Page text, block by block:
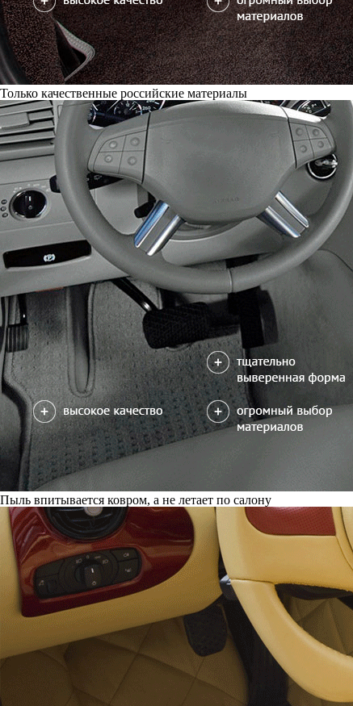
Только качественные российские материалы
Пыль впитывается ковром, а не летает по салону